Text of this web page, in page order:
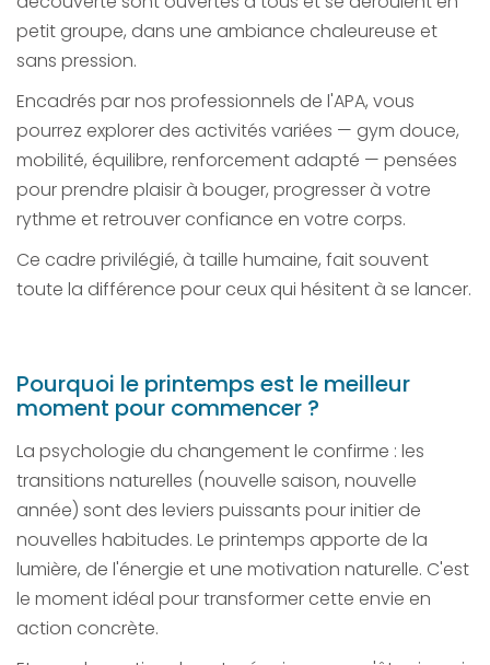
petit groupe, dans une ambiance chaleureuse et
sans pression.
Encadrés par nos professionnels de l'APA, vous
pourrez explorer des activités variées — gym douce,
mobilité, équilibre, renforcement adapté — pensées
pour prendre plaisir à bouger, progresser à votre
rythme et retrouver confiance en votre corps.
Ce cadre privilégié, à taille humaine, fait souvent
toute la différence pour ceux qui hésitent à se lancer.
Pourquoi le printemps est le meilleur
moment pour commencer ?
La psychologie du changement le confirme : les
transitions naturelles (nouvelle saison, nouvelle
année) sont des leviers puissants pour initier de
nouvelles habitudes. Le printemps apporte de la
lumière, de l'énergie et une motivation naturelle. C'est
le moment idéal pour transformer cette envie en
action concrète.